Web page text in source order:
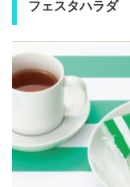
フェスタハラダ